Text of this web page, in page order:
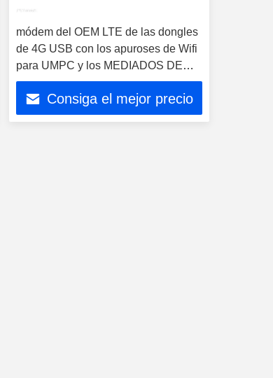
módem del OEM LTE de las dongles
de 4G USB con los apuroses de Wifi
para UMPC y los MEDIADOS DE
dispositivos
Consiga el mejor precio